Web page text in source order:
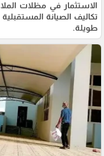
الاستثمار في مظلات
تكاليف الصيانة
طويلة.